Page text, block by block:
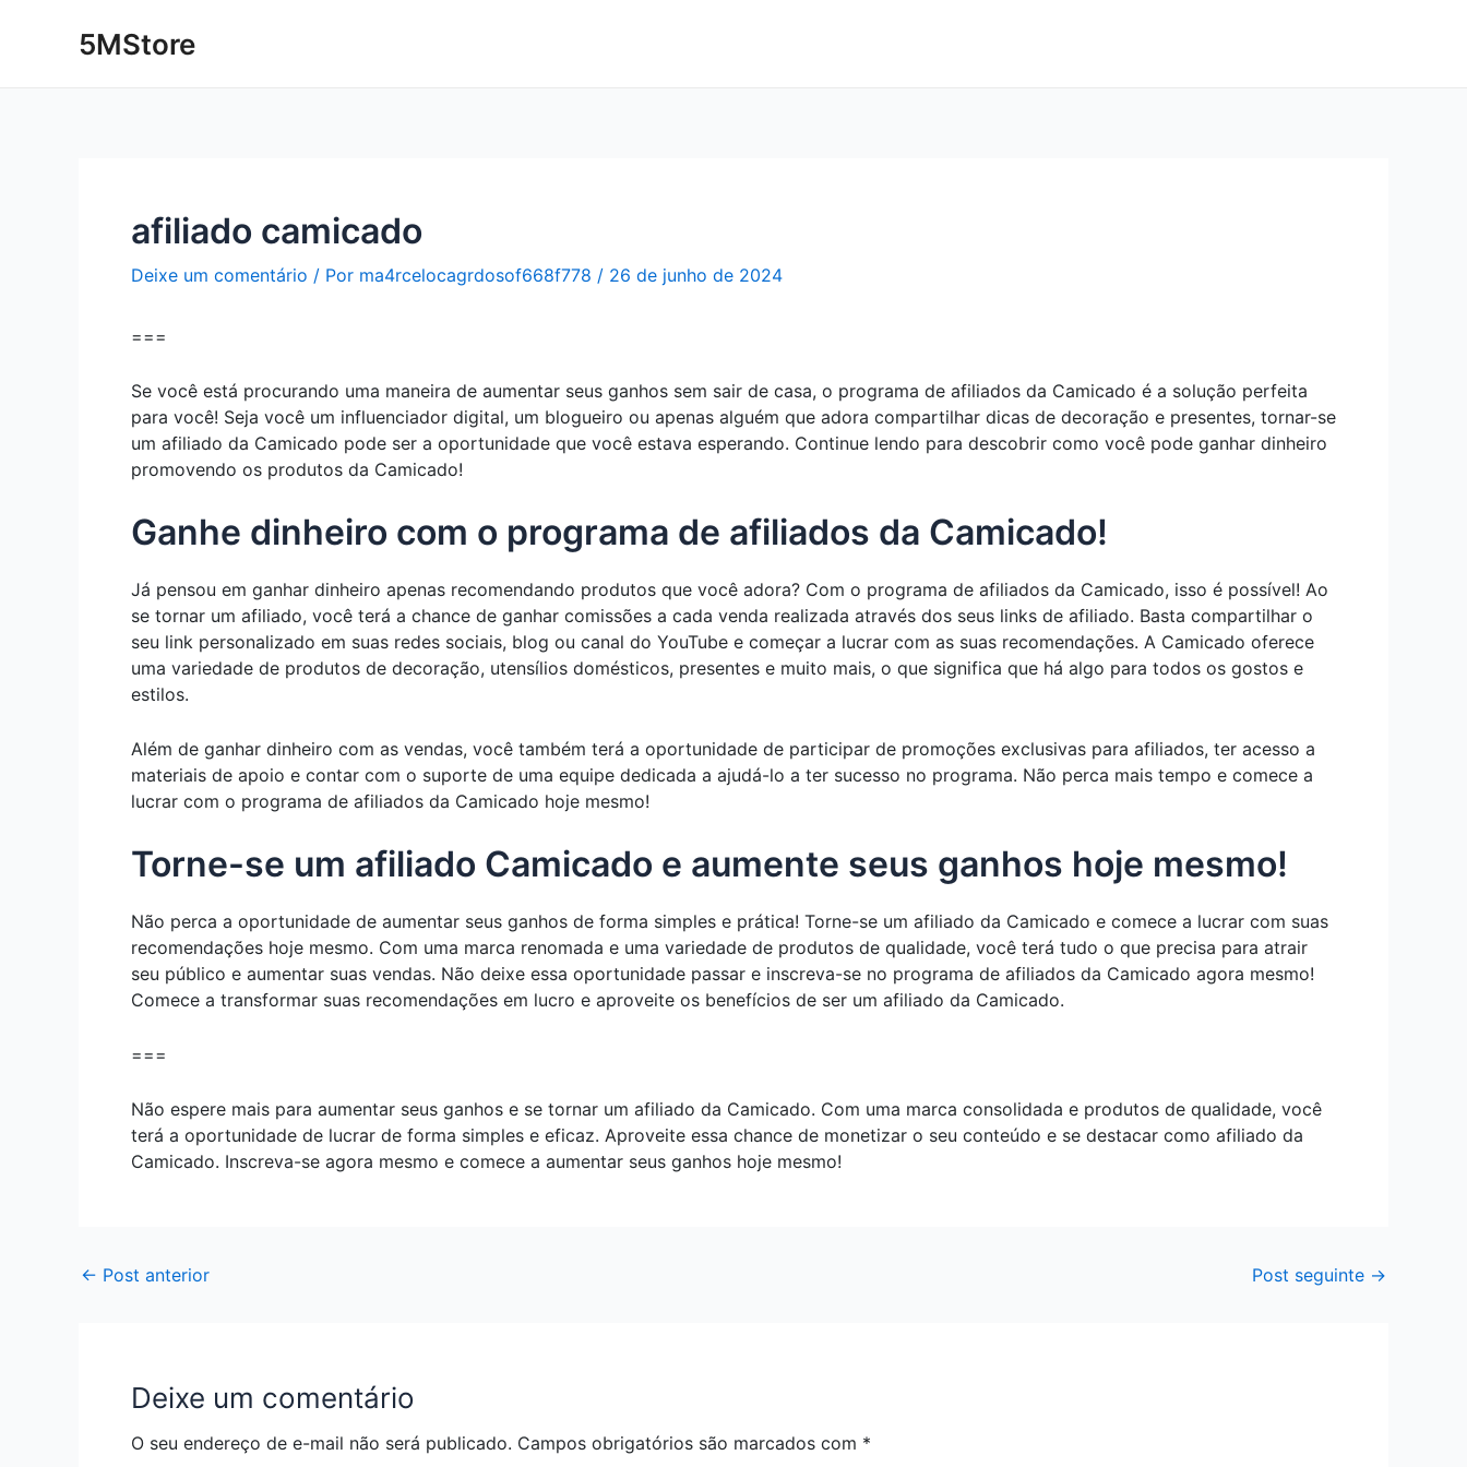
5MStore
afiliado camicado
Deixe um comentário / Por ma4rcelocagrdosof668f778 / 26 de junho de 2024
===
Se você está procurando uma maneira de aumentar seus ganhos sem sair de casa, o programa de afiliados da Camicado é a solução perfeita
para você! Seja você um influenciador digital, um blogueiro ou apenas alguém que adora compartilhar dicas de decoração e presentes, tornar-se
um afiliado da Camicado pode ser a oportunidade que você estava esperando. Continue lendo para descobrir como você pode ganhar dinheiro
promovendo os produtos da Camicado!
Ganhe dinheiro com o programa de afiliados da Camicado!
Já pensou em ganhar dinheiro apenas recomendando produtos que você adora? Com o programa de afiliados da Camicado, isso é possível! Ao
se tornar um afiliado, você terá a chance de ganhar comissões a cada venda realizada através dos seus links de afiliado. Basta compartilhar o
seu link personalizado em suas redes sociais, blog ou canal do YouTube e começar a lucrar com as suas recomendações. A Camicado oferece
uma variedade de produtos de decoração, utensílios domésticos, presentes e muito mais, o que significa que há algo para todos os gostos e
estilos.
Além de ganhar dinheiro com as vendas, você também terá a oportunidade de participar de promoções exclusivas para afiliados, ter acesso a
materiais de apoio e contar com o suporte de uma equipe dedicada a ajudá-lo a ter sucesso no programa. Não perca mais tempo e comece a
lucrar com o programa de afiliados da Camicado hoje mesmo!
Torne-se um afiliado Camicado e aumente seus ganhos hoje mesmo!
Não perca a oportunidade de aumentar seus ganhos de forma simples e prática! Torne-se um afiliado da Camicado e comece a lucrar com suas
recomendações hoje mesmo. Com uma marca renomada e uma variedade de produtos de qualidade, você terá tudo o que precisa para atrair
seu público e aumentar suas vendas. Não deixe essa oportunidade passar e inscreva-se no programa de afiliados da Camicado agora mesmo!
Comece a transformar suas recomendações em lucro e aproveite os benefícios de ser um afiliado da Camicado.
===
Não espere mais para aumentar seus ganhos e se tornar um afiliado da Camicado. Com uma marca consolidada e produtos de qualidade, você
terá a oportunidade de lucrar de forma simples e eficaz. Aproveite essa chance de monetizar o seu conteúdo e se destacar como afiliado da
Camicado. Inscreva-se agora mesmo e comece a aumentar seus ganhos hoje mesmo!
navigation
← Post anterior Post seguinte →
Deixe um comentário
O seu endereço de e-mail não será publicado. Campos obrigatórios são marcados com *